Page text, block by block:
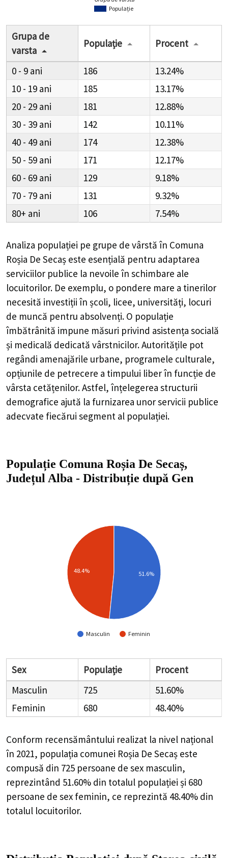
Populație
Grupa de
varsta
Populație Procent
0 - 9 186
13.24%
10 - 19
185
13.17%
20 - 29
181
12.88%
30 - 39
142
10.11%
40 - 49
174
12.38%
50 - 59
171
12.17%
60 - 69
129
9.18%
70 - 79
131
9.32%
80+
106 7.54%
Analiza populației pe grupe de vârstă în Comuna
Roșia De Secaș este esențială pentru adaptarea
serviciilor publice la nevoile în schimbare ale
locuitorilor. De exemplu, o pondere mare a tinerilor
necesită investiții în școli, licee, universități, locuri
de muncă pentru absolvenți. O populație
îmbătrânită impune măsuri privind asistența socială
și medicală dedicată vârstnicilor. Autoritățile pot
regândi amenajările urbane, programele culturale,
opțiunile de petrecere a timpului liber în funcție de
vârsta cetățenilor. Astfel, înțelegerea structurii
demografice ajută la furnizarea unor servicii publice
adecvate fiecărui segment al populației.
Populație Comuna Roșia De Secaș,
Județul Alba - Distribuție după Gen
Masculin Feminin
48.4% 51.6%
Sex Populație
Procent
Masculin
725
51.60%
Feminin
680 48.40%
Conform recensământului realizat la nivel național
în 2021, populația comunei Roșia De Secaș este
compusă din 725 persoane de sex masculin,
reprezintând 51.60% din totalul populației și 680
persoane de sex feminin, ce reprezintă 48.40% din
totalul locuitorilor.